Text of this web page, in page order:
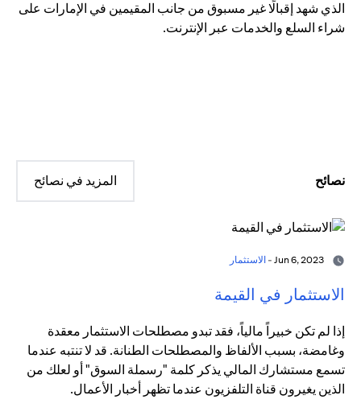
الذي شهد إقبالًا غير مسبوق من جانب المقيمين في الإمارات على
شراء السلع والخدمات عبر الإنترنت.
نصائح المزيد في نصائح
الاستثمار
الاستثمار في القيمة
إذا لم تكن خبيراً مالياً، فقد تبدو مصطلحات الاستثمار معقدة
وغامضة، بسبب الألفاظ والمصطلحات الطنانة. قد لا تنتبه عندما
تسمع مستشارك المالي يذكر كلمة "رسملة السوق" أو لعلك من
الذين يغيرون قناة التلفزيون عندما تظهر أخبار الأعمال.